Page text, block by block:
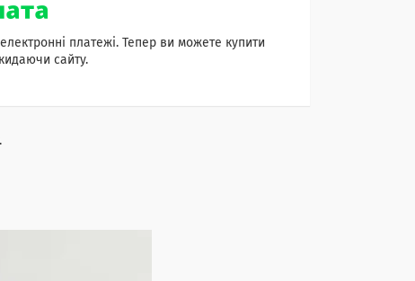
платежі. Тепер ви можете купити
сайту.